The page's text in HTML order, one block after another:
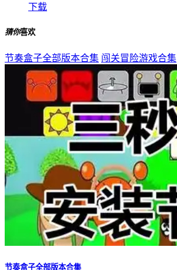
下载
猜你喜欢
节奏盒子全部版本合集 闯关冒险游戏合集
节奏盒子全部版本合集